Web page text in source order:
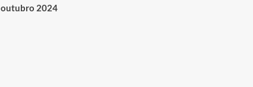
outubro 2024